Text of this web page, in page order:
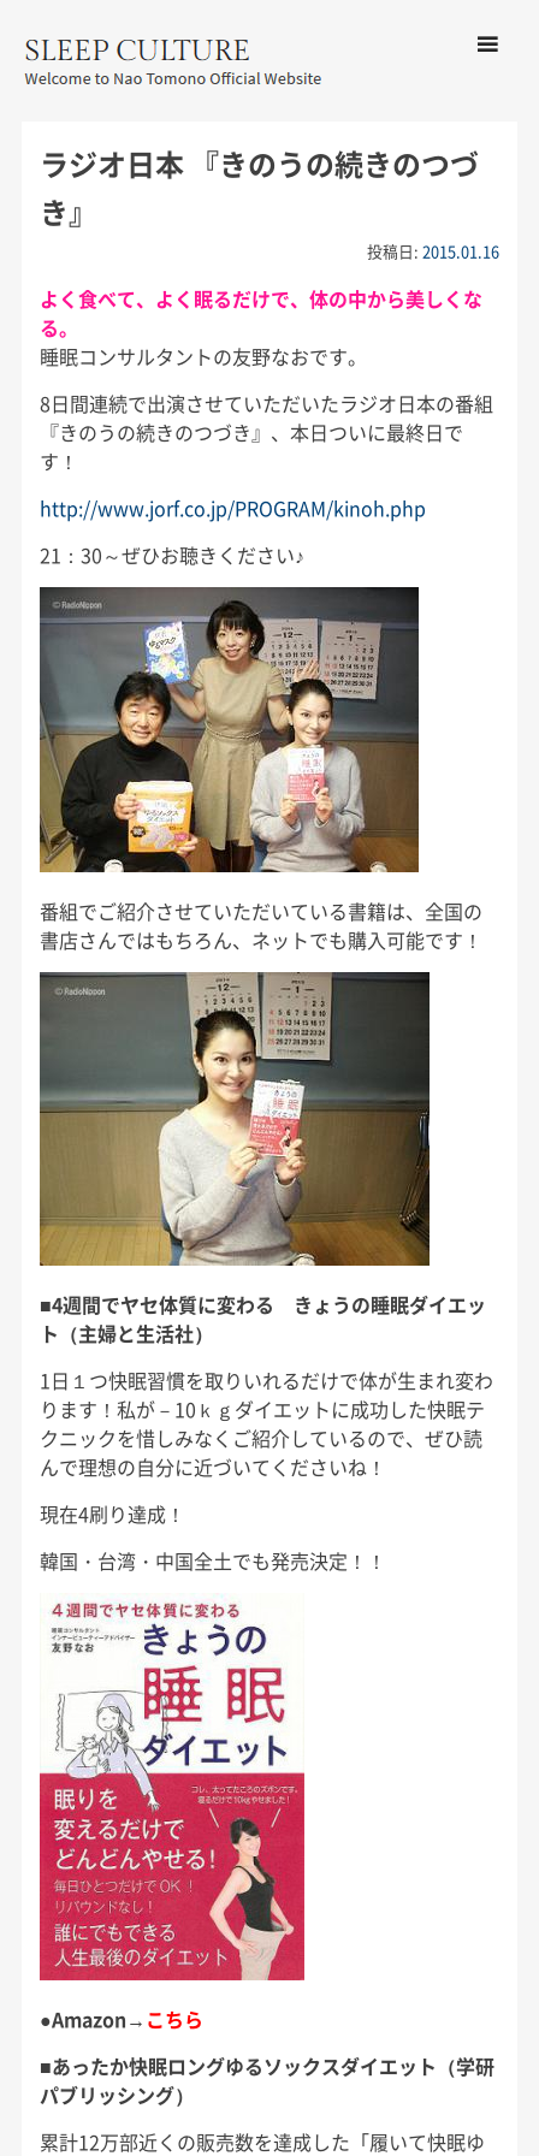
CULTURE
ュ
ツへ移動
ラジオ日本 『きのうの続きのつづ
き』
投稿日:2015.01.16
よく食べて、よく眠るだけで、体の中から美しくな
る。
睡眠コンサルタントの友野なおです。
8日間連続で出演させていただいたラジオ日本の番組
『きのうの続きのつづき』、本日ついに最終日で
す！
http://www.jorf.co.jp/PROGRAM/kinoh.php
21：30～ぜひお聴きください♪
番組でご紹介させていただいている書籍は、全国の
書店さんではもちろん、ネットでも購入可能です！
■4週間でヤセ体質に変わる きょうの睡眠ダイエッ
ト（主婦と生活社）
1日１つ快眠習慣を取りいれるだけで体が生まれ変わ
ります！私が－10ｋｇダイエットに成功した快眠テ
クニックを惜しみなくご紹介しているので、ぜひ読
んで理想の自分に近づいてくださいね！
現在4刷り達成！
韓国・台湾・中国全土でも発売決定！！
●Amazon→ こちら
■あったか快眠ロングゆるソックスダイエット（学研
パブリッシング）
累計12万部近くの販売数を達成した「履いて快眠ゆ